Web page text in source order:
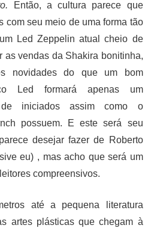
Então, a cultura parece que
com seu meio de uma forma tão
Led Zeppelin atual cheio de
as vendas da Shakira bonitinha,
novidades do que um bom
Led formará apenas um
de iniciados assim como o
possuem. E este será seu
desejar fazer de Roberto
eu) , mas acho que será um
compreensivos.
até a pequena literatura
artes plásticas que chegam à